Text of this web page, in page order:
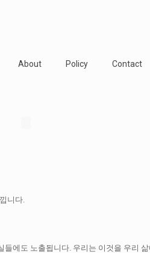
About Policy Contact
니다.
들에도 노출됩니다. 우리는 이것을 우리